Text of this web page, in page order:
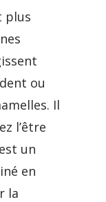
plus
ou
Il
l’être
un
en
la